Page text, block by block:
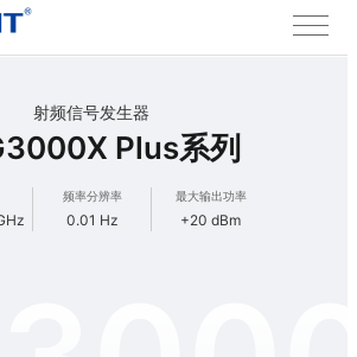
射频信号发生器
Plus系列
频率分辨率
0.01 Hz
最大输出功率
+20 dBm